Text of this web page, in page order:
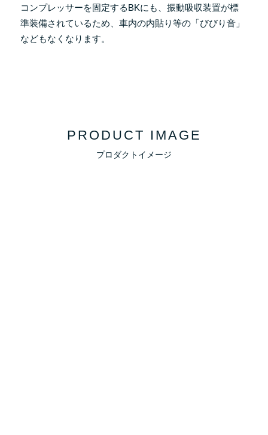
コンプレッサーを固定するBKにも、振動吸収装置が標
準装備されているため、車内の内貼り等の「びびり音」
などもなくなります。
PRODUCT IMAGE
プロダクトイメージ